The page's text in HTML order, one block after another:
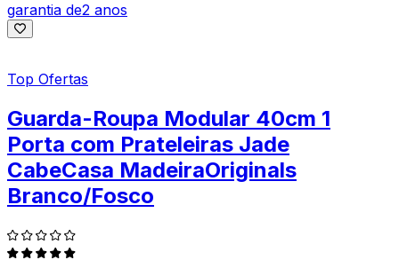
garantia de2 anos
Top Ofertas
Guarda-Roupa Modular 40cm 1
Porta com Prateleiras Jade
CabeCasa MadeiraOriginals
Branco/Fosco